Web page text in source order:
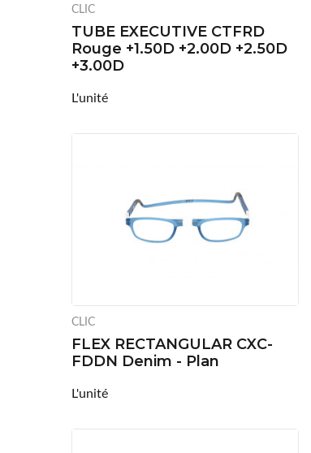
CLIC
TUBE EXECUTIVE CTFRD
Rouge +1.50D +2.00D +2.50D
+3.00D
L'unité
CLIC
FLEX RECTANGULAR CXC-
FDDN Denim - Plan
L'unité